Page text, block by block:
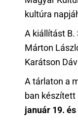
kultúra
A kiállítást B.
Márton
Karátson
A tárlaton a
ban készített
január 19.